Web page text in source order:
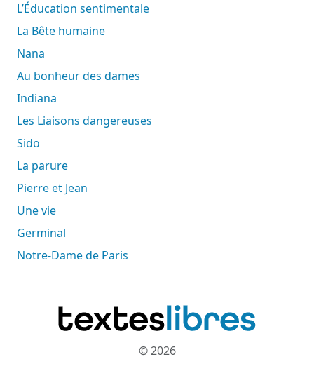
L’Éducation sentimentale
La Bête humaine
Nana
Au bonheur des dames
Indiana
Les Liaisons dangereuses
Sido
La parure
Pierre et Jean
Une vie
Germinal
Notre-Dame de Paris
© 2026